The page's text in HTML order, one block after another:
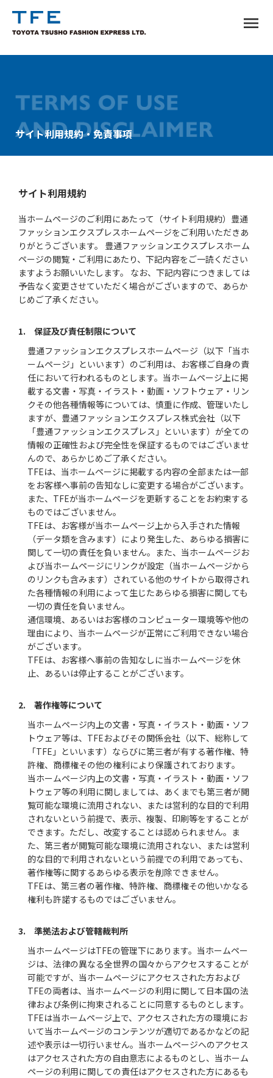
menu
サイト利用規約・免責事項
サイト利用規約
当ホームページのご利用にあたって（サイト利用規約）豊通
ファッションエクスプレスホームページをご利用いただきあ
りがとうございます。 豊通ファッションエクスプレスホーム
ページの閲覧・ご利用にあたり、下記内容をご一読ください
ますようお願いいたします。 なお、下記内容につきましては
予告なく変更させていただく場合がございますので、あらか
じめご了承ください。
1. 保証及び責任制限について
豊通ファッションエクスプレスホームページ（以下「当ホ
ームページ」といいます）のご利用は、お客様ご自身の責
任において行われるものとします。当ホームページ上に掲
載する文書・写真・イラスト・動画・ソフトウェア・リン
クその他各種情報等については、慎重に作成、管理いたし
ますが、豊通ファッションエクスプレス株式会社（以下
「豊通ファッションエクスプレス」といいます）が全ての
情報の正確性および完全性を保証するものではございませ
んので、あらかじめご了承ください。
TFEは、当ホームページに掲載する内容の全部または一部
をお客様へ事前の告知なしに変更する場合がございます。
また、TFEが当ホームページを更新することをお約束する
ものではございません。
TFEは、お客様が当ホームページ上から入手された情報
（データ類を含みます）により発生した、あらゆる損害に
関して一切の責任を負いません。また、当ホームページお
よび当ホームページにリンクが設定（当ホームページから
のリンクも含みます）されている他のサイトから取得され
た各種情報の利用によって生じたあらゆる損害に関しても
一切の責任を負いません。
通信環境、あるいはお客様のコンピューター環境等や他の
理由により、当ホームページが正常にご利用できない場合
がございます。
TFEは、お客様へ事前の告知なしに当ホームページを休
止、あるいは停止することがございます。
2. 著作権等について
当ホームページ内上の文書・写真・イラスト・動画・ソフ
トウェア等は、TFEおよびその関係会社（以下、総称して
「TFE」といいます）ならびに第三者が有する著作権、特
許権、商標権その他の権利により保護されております。
当ホームページ内上の文書・写真・イラスト・動画・ソフ
トウェア等の利用に関しましては、あくまでも第三者が閲
覧可能な環境に流用されない、または営利的な目的で利用
されないという前提で、表示、複製、印刷等をすることが
できます。ただし、改変することは認められません。ま
た、第三者が閲覧可能な環境に流用されない、または営利
的な目的で利用されないという前提での利用であっても、
著作権等に関するあらゆる表示を削除できません。
TFEは、第三者の著作権、特許権、商標権その他いかなる
権利も許諾するものではございません。
3. 準拠法および管轄裁判所
当ホームページはTFEの管理下にあります。当ホームペー
ジは、法律の異なる全世界の国々からアクセスすることが
可能ですが、当ホームページにアクセスされた方および
TFEの両者は、当ホームページの利用に関して日本国の法
律および条例に拘束されることに同意するものとします。
TFEは当ホームページ上で、アクセスされた方の環境にお
いて当ホームページのコンテンツが適切であるかなどの記
述や表示は一切行いません。当ホームページへのアクセス
はアクセスされた方の自由意志によるものとし、当ホーム
ページの利用に関しての責任はアクセスされた方にあるも